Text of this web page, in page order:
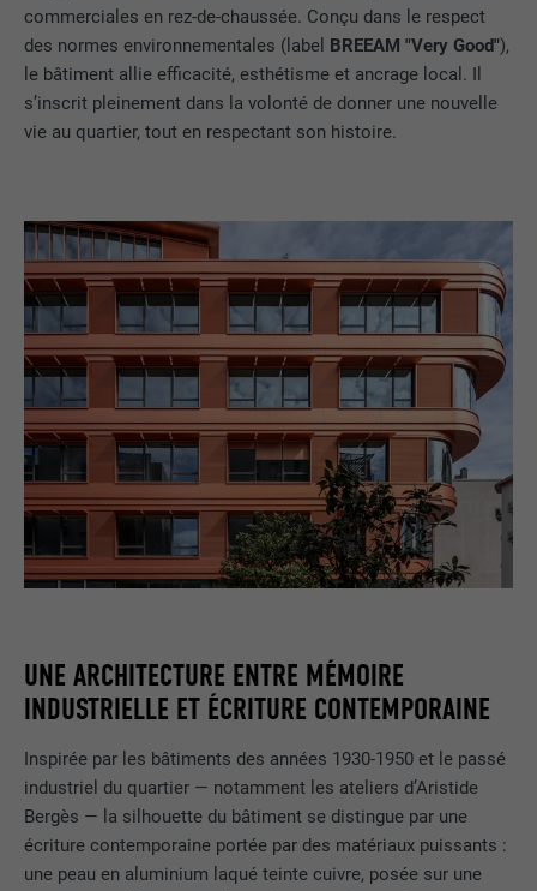
commerciales en rez-de-chaussée. Conçu dans le respect
des normes environnementales (label BREEAM "Very Good"),
le bâtiment allie efficacité, esthétisme et ancrage local. Il
s’inscrit pleinement dans la volonté de donner une nouvelle
vie au quartier, tout en respectant son histoire.
UNE ARCHITECTURE ENTRE MÉMOIRE
INDUSTRIELLE ET ÉCRITURE CONTEMPORAINE
Inspirée par les bâtiments des années 1930-1950 et le passé
industriel du quartier — notamment les ateliers d’Aristide
Bergès — la silhouette du bâtiment se distingue par une
écriture contemporaine portée par des matériaux puissants :
une peau en aluminium laqué teinte cuivre, posée sur une